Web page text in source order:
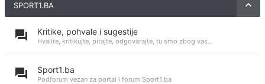
SPORT1.BA
Kritike, pohvale i sugestije
Hvalite, kritikujte, pitajte, odgovarajte, tu smo zbog vas...
Sport1.ba
Podforum vezan za portal i forum Sport1.ba